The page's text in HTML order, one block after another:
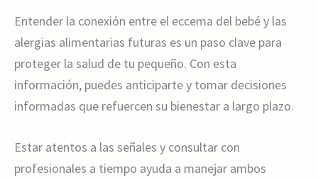
Entender la conexión entre el eccema del bebé y las
alergias alimentarias futuras es un paso clave para
proteger la salud de tu pequeño. Con esta
información, puedes anticiparte y tomar decisiones
informadas que refuercen su bienestar a largo plazo.
Estar atentos a las señales y consultar con
profesionales a tiempo ayuda a manejar ambos